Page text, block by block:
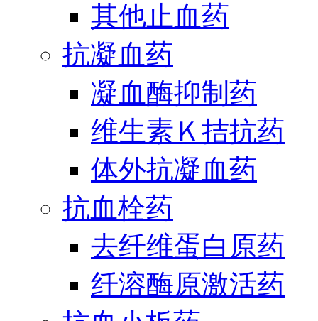
其他止血药
抗凝血药
凝血酶抑制药
维生素Ｋ拮抗药
体外抗凝血药
抗血栓药
去纤维蛋白原药
纤溶酶原激活药